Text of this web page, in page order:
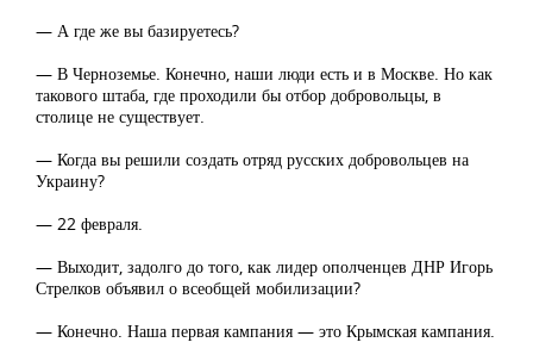
— А где же вы базируетесь?
— В Черноземье. Конечно, наши люди есть и в Москве. Но как
такового штаба, где проходили бы отбор добровольцы, в
столице не существует.
— Когда вы решили создать отряд русских добровольцев на
Украину?
— 22 февраля.
— Выходит, задолго до того, как лидер ополченцев ДНР Игорь
Стрелков объявил о всеобщей мобилизации?
— Конечно. Наша первая кампания — это Крымская кампания.